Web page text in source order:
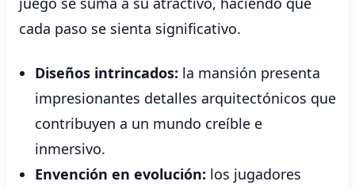
cada paso se sienta significativo.
Diseños intrincados: la mansión presenta
impresionantes detalles arquitectónicos que
contribuyen a un mundo creíble e
inmersivo.
Envención en evolución: los jugadores